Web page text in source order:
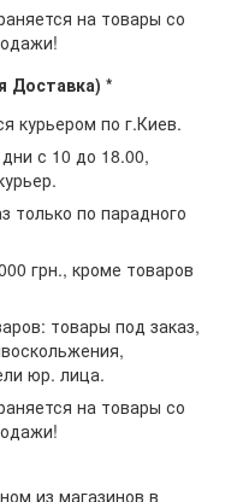
на товары со
Доставка) *
курьером по г.Киев.
с 10 до 18.00,
только по парадного
грн., кроме товаров
товары под заказ,
юр. лица.
на товары со
из магазинов в